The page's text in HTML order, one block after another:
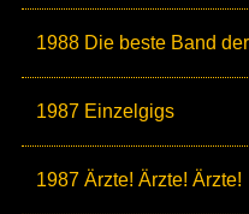
1988 Die beste Band
1987 Einzelgigs
1987 Ärzte! Ärzte! Ärzte!